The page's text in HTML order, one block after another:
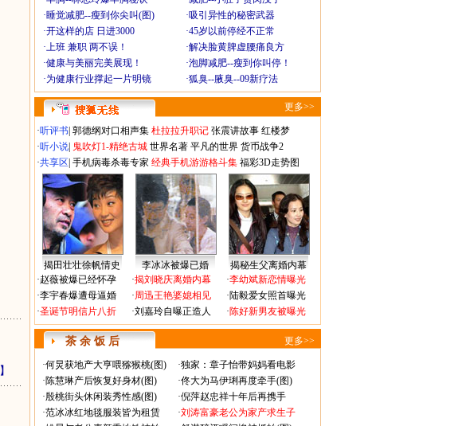
】
·睡觉减肥--瘦到你尖叫(图) ·吸引异性的秘密武器
·开这样的店 日进3000 ·45岁以前停经不正常
·上班 兼职 两不误！ ·解决脸黄脾虚腰痛良方
·健康与美丽完美展现！ ·泡脚减肥--瘦到你叫停！
·为健康行业撑起一片明镜 ·狐臭--腋臭--09新疗法
更多>>
·听评书 郭德纲对口相声集 杜拉拉升职记 张震讲故事 红楼梦
·听小说 鬼吹灯1-精绝古城 世界名著 平凡的世界 货币战争2
·共享区 手机病毒杀毒专家 经典手机游游格斗集 福彩3D走势图
揭田壮壮徐帆情史 李冰冰被爆已婚
揭秘生父离婚内幕
·赵薇被爆已经怀孕
·李宇春爆遭母逼婚
·圣诞节明信片八折
·揭刘晓庆离婚内幕
·周迅王艳婆媳相见
·刘嘉玲自曝正造人
·李幼斌新恋情曝光
·陆毅爱女照首曝光
·陈好新男友被曝光
茶 余 饭 后 更多>>
·何炅获地产大亨喂猕猴桃(图) ·独家：章子怡带妈妈看电影
·陈慧琳产后恢复好身材(图) ·佟大为马伊琍再度牵手(图)
·殷桃街头休闲装秀性感(图) ·倪萍赵忠祥十年后再携手
·范冰冰红地毯服装皆为租赁 ·刘涛富豪老公为家产求生子